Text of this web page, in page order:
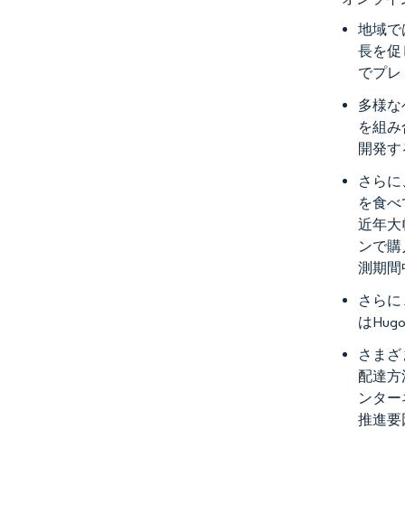
地域
長を
でプレ
多様
を組
開発
さら
を食
近年大
ンで
測期間
さら
は
さま
配達
ンタ
推進要